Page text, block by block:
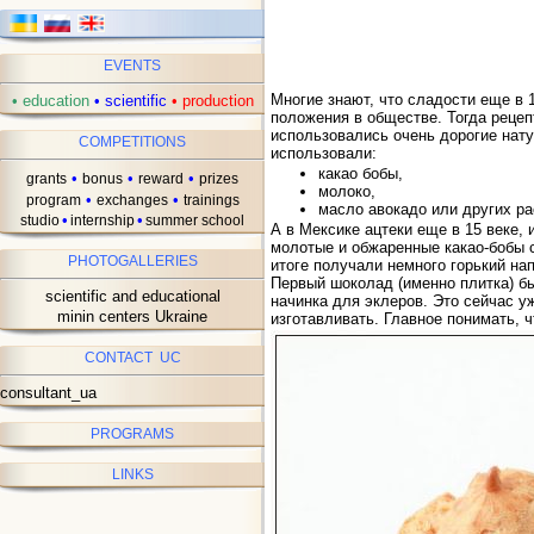
EVENTS
• education • scientific • production
COMPETITIONS
grants • bonus • reward • prizes
program • exchanges • trainings
studio• internship• summer school
PHOTOGALLERIES
scientific and educational
minin centers Ukraine
CONTACT UC
consultant_ua
PROGRAMS
LINKS
Многие знают, что сладости еще в
положения в обществе. Тогда
использовались очень дорогие
использовали:
какао бобы,
молоко,
масло авокадо или других
А в Мексике ацтеки еще в 15 веке,
молотые и обжаренные какао-бобы
итоге получали немного горький
Первый шоколад (именно плитка)
начинка для эклеров. Это сейчас
изготавливать. Главное понимать,